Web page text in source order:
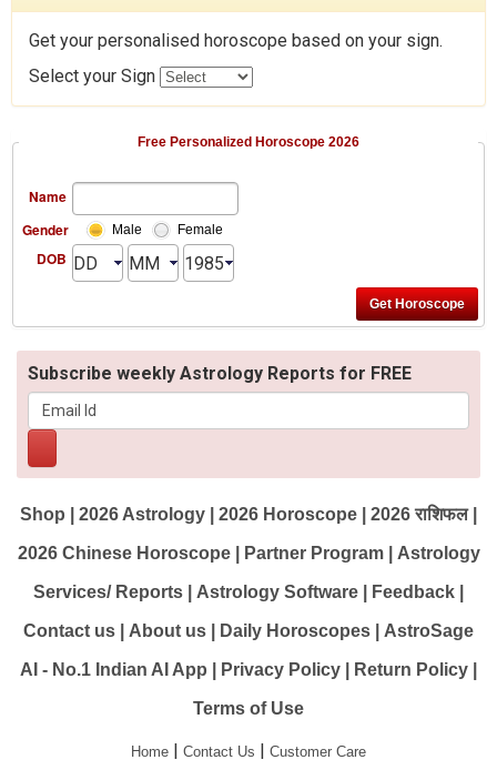
Get your personalised horoscope based on your sign.
Select your Sign
Free Personalized Horoscope 2026
Name
Gender
Male Female
DOB
Subscribe weekly Astrology Reports for FREE
Shop 2026 Astrology 2026 Horoscope 2026 राशिफल
2026 Chinese Horoscope Partner Program Astrology
Services/ Reports Astrology Software Feedback
Contact us About us Daily Horoscopes AstroSage
AI - No.1 Indian AI App Privacy Policy Return Policy
Terms of Use
Home Contact Us Customer Care